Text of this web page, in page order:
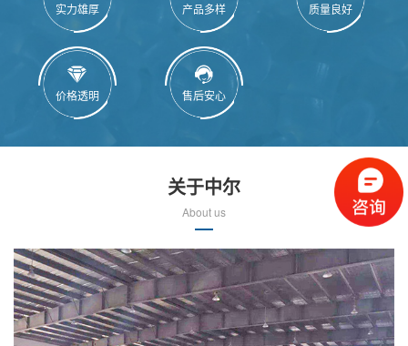
实力雄厚 产品多样 质量良好
价格透明 售后安心
关于中尔
About us